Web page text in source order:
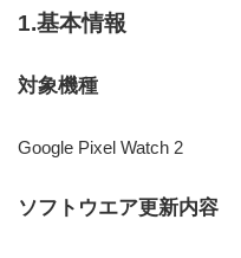
1.基本情報
対象機種
Google Pixel Watch 2
ソフトウエア更新内容